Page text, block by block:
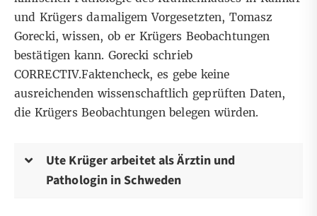
und Krügers damaligem Vorgesetzten, Tomasz
Gorecki, wissen, ob er Krügers Beobachtungen
bestätigen kann. Gorecki schrieb
CORRECTIV.Faktencheck, es gebe keine
ausreichenden wissenschaftlich geprüften Daten,
die Krügers Beobachtungen belegen würden.
Ute Krüger arbeitet als Ärztin und
Pathologin in Schweden